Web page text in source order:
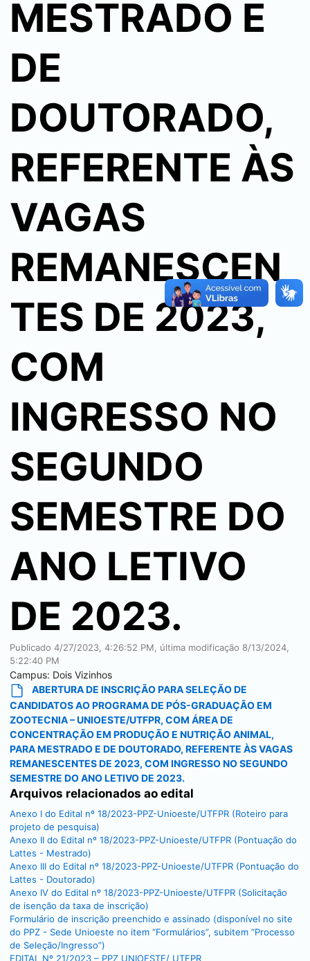
MESTRADO E
DE
DOUTORADO,
REFERENTE ÀS
VAGAS
REMANESCEN
TES DE 2023,
COM
INGRESSO NO
SEGUNDO
SEMESTRE DO
ANO LETIVO
DE 2023.
Publicado 4/27/2023, 4:26:52 PM , última modificação 8/13/2024,
5:22:40 PM
Campus: Dois Vizinhos
ABERTURA DE INSCRIÇÃO PARA SELEÇÃO DE
CANDIDATOS AO PROGRAMA DE PÓS-GRADUAÇÃO EM
ZOOTECNIA – UNIOESTE/UTFPR, COM ÁREA DE
CONCENTRAÇÃO EM PRODUÇÃO E NUTRIÇÃO ANIMAL,
PARA MESTRADO E DE DOUTORADO, REFERENTE ÀS VAGAS
REMANESCENTES DE 2023, COM INGRESSO NO SEGUNDO
SEMESTRE DO ANO LETIVO DE 2023.
Arquivos relacionados ao edital
Anexo I do Edital nº 18/2023-PPZ-Unioeste/UTFPR (Roteiro para
projeto de pesquisa)
Anexo II do Edital nº 18/2023-PPZ-Unioeste/UTFPR (Pontuação do
Lattes - Mestrado)
Anexo III do Edital nº 18/2023-PPZ-Unioeste/UTFPR (Pontuação do
Lattes - Doutorado)
Anexo IV do Edital nº 18/2023-PPZ-Unioeste/UTFPR (Solicitação
de isenção da taxa de inscrição)
Formulário de inscrição preenchido e assinado (disponível no site
do PPZ - Sede Unioeste no item “Formulários”, subitem “Processo
de Seleção/Ingresso”)
EDITAL Nº 21/2023 – PPZ UNIOESTE/ UTFPR